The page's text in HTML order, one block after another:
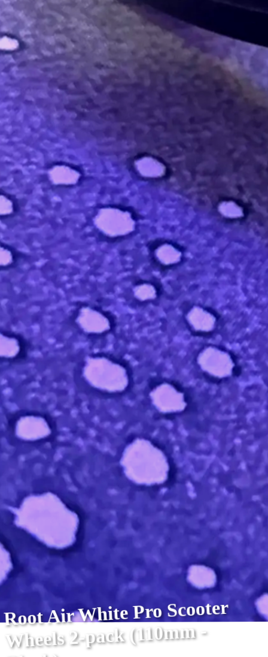
Root Air White Pro Scooter
Wheels 2-pack (110mm -